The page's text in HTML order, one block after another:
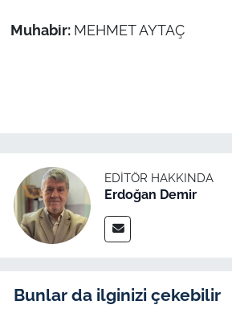
Muhabir: MEHMET AYTAÇ
EDITÖR HAKKINDA
Erdoğan Demir
Bunlar da ilginizi çekebilir